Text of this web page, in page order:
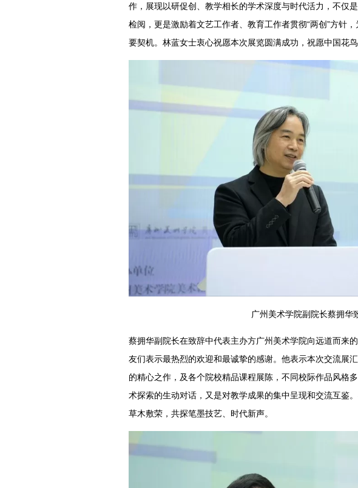
作，展现以研促创、教学相长的学术深度与时代活力，不仅
检阅，更是激励着文艺工作者、教育工作者贯彻“两创”方针
要契机。林蓝女士衷心祝愿本次展览圆满成功，祝愿中国花
广州美术学院副院长蔡拥华
蔡拥华副院长在致辞中代表主办方广州美术学院向远道而来
友们表示最热烈的欢迎和最诚挚的感谢。他表示本次交流展
的精心之作，及各个院校精品课程展陈，不同校际作品风格
术探索的生动对话，又是对教学成果的集中呈现和交流互鉴
草木敷荣，共探笔墨技艺、时代新声。